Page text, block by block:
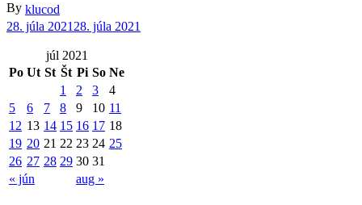
By klucod
28. júla 2021 28. júla 2021
júl 2021
Po Ut St Št Pi So Ne
« jún aug »
1 2 3
4
5
6 7 8 9 10 11
12 13 14 15 16 17 18
19 20 21 22 23 24 25
26 27 28 29 30 31